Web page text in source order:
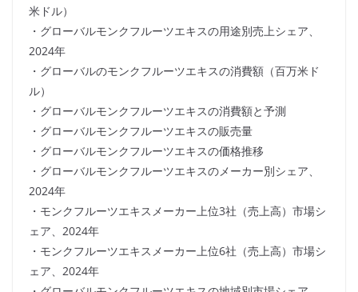
米ドル）
・グローバルモンクフルーツエキスの用途別売上シェア、
2024年
・グローバルのモンクフルーツエキスの消費額（百万米ド
ル）
・グローバルモンクフルーツエキスの消費額と予測
・グローバルモンクフルーツエキスの販売量
・グローバルモンクフルーツエキスの価格推移
・グローバルモンクフルーツエキスのメーカー別シェア、
2024年
・モンクフルーツエキスメーカー上位3社（売上高）市場シ
ェア、2024年
・モンクフルーツエキスメーカー上位6社（売上高）市場シ
ェア、2024年